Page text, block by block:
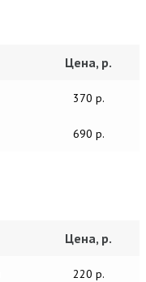
Цена, р.
370 р.
690 р.
Цена, р.
220 р.